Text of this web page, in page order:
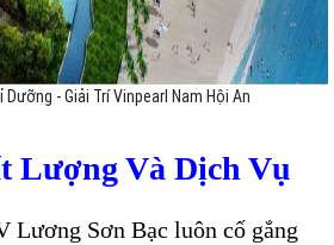
Dưỡng - Giải Trí Vinpearl Nam Hội An
Lượng Và Dịch Vụ
Lương Sơn Bạc luôn cố gắng